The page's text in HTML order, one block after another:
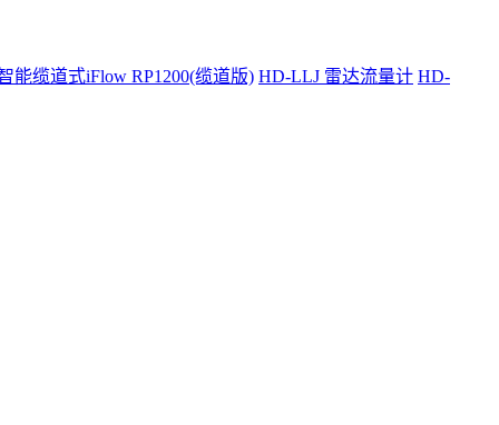
能缆道式iFlow RP1200(缆道版) HD-LLJ 雷达流量计 HD-